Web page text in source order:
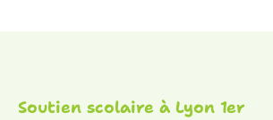
Soutien scolaire à Lyon 1er